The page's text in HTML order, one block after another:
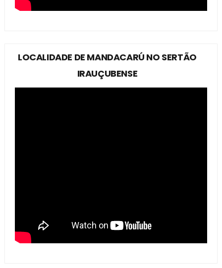
LOCALIDADE DE MANDACARÚ NO SERTÃO
IRAUÇUBENSE